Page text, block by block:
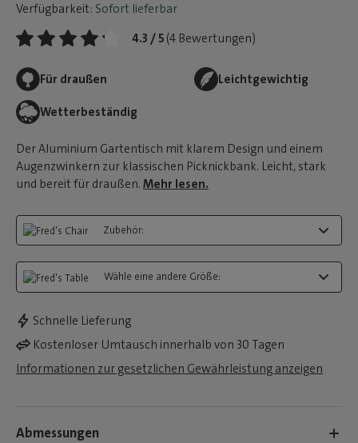
Verfügbarkeit: Sofort lieferbar
4.3 / 5 (4 Bewertungen)
Für draußen Leichtgewichtig
Wetterbeständig
Der Aluminium Gartentisch mit klarem Design und einem
Augenzwinkern zur klassischen Picknickbank. Leicht, stark
und bereit für draußen. Mehr lesen.
Zubehör:
Wähle eine andere Größe:
Schnelle Lieferung
Kostenloser Umtausch innerhalb von 30 Tagen
Informationen zur gesetzlichen Gewährleistung anzeigen
Abmessungen